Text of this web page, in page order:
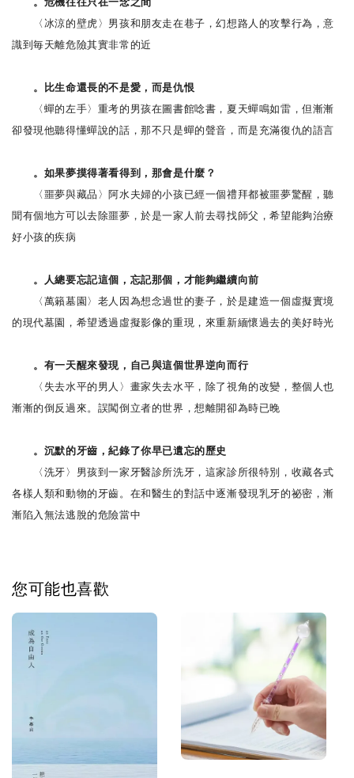
〈冰涼的壁虎〉男孩和朋友走在巷子，幻想路人的攻擊行為，意
識到毎天離危險其實非常的近
。比生命還長的不是愛，而是仇恨
〈蟬的左手〉重考的男孩在圖書館唸書，夏天蟬鳴如雷，但漸漸
卻發現他聽得懂蟬說的話，那不只是蟬的聲音，而是充滿復仇的語言
。如果夢摸得著看得到，那會是什麼？
〈噩夢與藏品〉阿水夫婦的小孩已經一個禮拜都被噩夢驚醒，聽
聞有個地方可以去除噩夢，於是一家人前去尋找師父，希望能夠治療
好小孩的疾病
。人總要忘記這個，忘記那個，才能夠繼續向前
〈萬籟墓園〉老人因為想念過世的妻子，於是建造一個虛擬實境
的現代墓園，希望透過虛擬影像的重現，來重新緬懷過去的美好時光
。有一天醒來發現，自己與這個世界逆向而行
〈失去水平的男人〉畫家失去水平，除了視角的改變，整個人也
漸漸的倒反過來。誤闖倒立者的世界，想離開卻為時已晚
。沉默的牙齒，紀錄了你早已遺忘的歷史
〈洗牙〉男孩到一家牙醫診所洗牙，這家診所很特別，收藏各式
各樣人類和動物的牙齒。在和醫生的對話中逐漸發現乳牙的祕密，漸
漸陷入無法逃脫的危險當中
您可能也喜歡